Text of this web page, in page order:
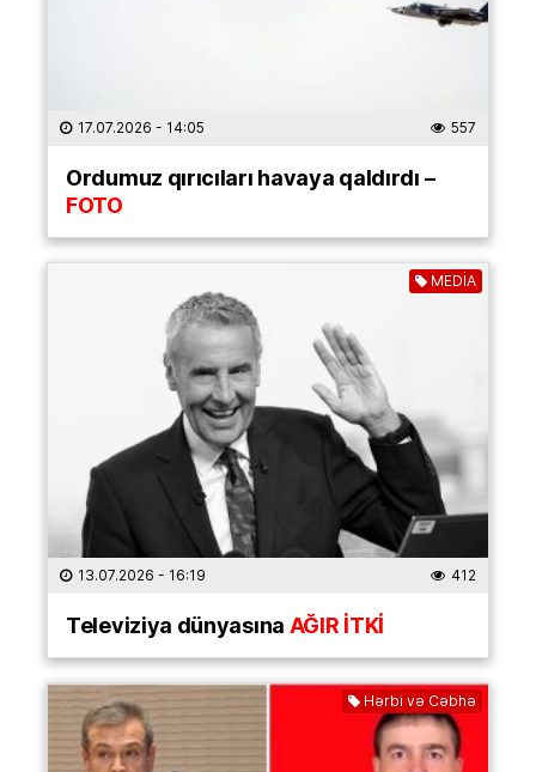
17.07.2026 - 14:05 557
Ordumuz qırıcıları havaya qaldırdı –
FOTO
MEDİA
13.07.2026 - 16:19 412
Televiziya dünyasınaAĞIR İTKİ
Hərbi və Cəbhə